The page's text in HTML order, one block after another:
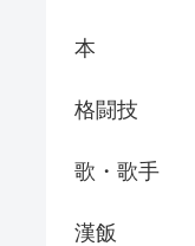
本
格闘技
歌・歌手
漢飯